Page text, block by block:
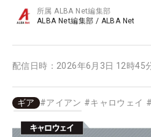
所属ALBA Net編集部
ALBA Net編集部 / ALBA Net
配信日時： 2026年6月3日 12時45
ギア #アイアン #キャロウェイ #